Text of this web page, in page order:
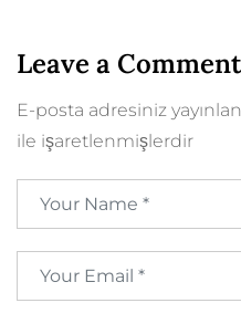
Leave a Comment
E-posta adresiniz
ile işaretlenmişlerdir